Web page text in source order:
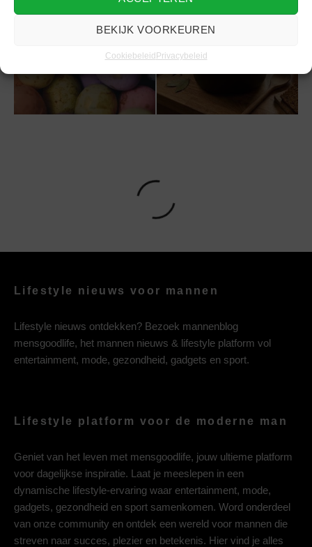
BEKIJK VOORKEUREN
CookiebeleidPrivacybeleid
Deze giftbox van de
Jamin is het ultieme
cadeau voor Pasen
De zoektocht is
allerlekkerste recept
Lifestyle nieuws voor mannen
Lifestyle nieuws ontdekken? Bezoek mannenblog
mensgoodlife, het mannen nieuws & lifestyle platform vol
entertainment, mode, gezondheid, gadgets en sport.
Lifestyle platform voor de moderne man
Geniet van het leven met mensgoodlife, jouw ultieme platform
voor dagelijkse inspiratie. Laat je meeslepen in een
dynamische lifestyle-ervaring waar entertainment, mode,
gadgets, gezondheid en sport samenkomen. Word onderdeel
van onze community en ontdek een wereld voor mannen die
streven naar succes, plezier en betekenis. Hier vind je alles